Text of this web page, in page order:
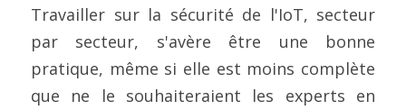
Travailler sur la sécurité de l'IoT, secteur
par secteur, s'avère être une bonne
pratique, même si elle est moins complète
que ne le souhaiteraient les experts en